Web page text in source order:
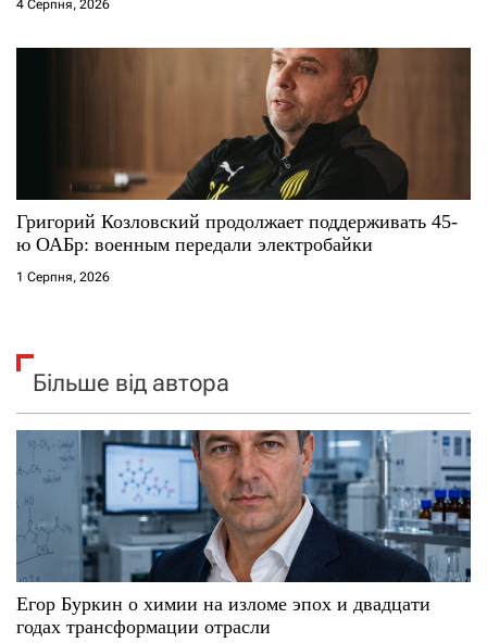
4 Серпня, 2026
Григорий Козловский продолжает поддерживать 45-
ю ОАБр: военным передали электробайки
1 Серпня, 2026
Більше від автора
Егор Буркин о химии на изломе эпох и двадцати
годах трансформации отрасли